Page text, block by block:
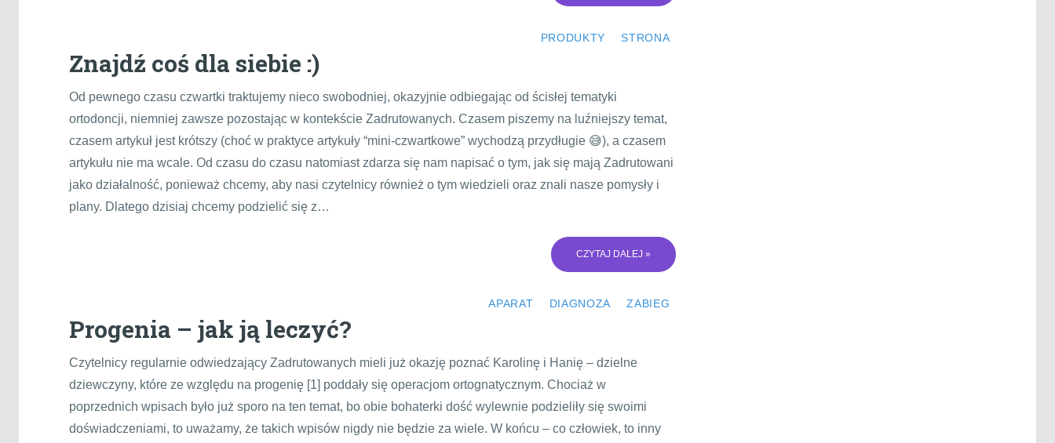
PRODUKTY STRONA
Znajdź coś dla siebie :)
Od pewnego czasu czwartki traktujemy nieco swobodniej, okazyjnie odbiegając od ścisłej tematyki
ortodoncji, niemniej zawsze pozostając w kontekście Zadrutowanych. Czasem piszemy na luźniejszy temat,
czasem artykuł jest krótszy (choć w praktyce artykuły “mini-czwartkowe” wychodzą przydługie 😅), a czasem
artykułu nie ma wcale. Od czasu do czasu natomiast zdarza się nam napisać o tym, jak się mają Zadrutowani
jako działalność, ponieważ chcemy, aby nasi czytelnicy również o tym wiedzieli oraz znali nasze pomysły i
plany. Dlatego dzisiaj chcemy podzielić się z…
CZYTAJ DALEJ »
APARAT DIAGNOZA ZABIEG
Progenia – jak ją leczyć?
Czytelnicy regularnie odwiedzający Zadrutowanych mieli już okazję poznać Karolinę i Hanię – dzielne
dziewczyny, które ze względu na progenię [1] poddały się operacjom ortognatycznym. Chociaż w
poprzednich wpisach było już sporo na ten temat, bo obie bohaterki dość wylewnie podzieliły się swoimi
doświadczeniami, to uważamy, że takich wpisów nigdy nie będzie za wiele. W końcu – co człowiek, to inny